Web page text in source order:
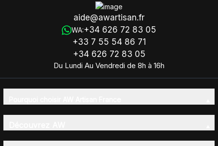
aide@awartisan.fr
WA:+34 626 72 83 05
+33 7 55 54 86 71
+34 626 72 83 05
Du Lundi Au Vendredi de 8h à 16h